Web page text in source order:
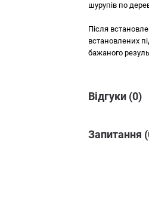
шурупів по
Після
встановлених
бажаного
Відгуки (0)
Запитання